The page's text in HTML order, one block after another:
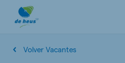
Volver Vacantes